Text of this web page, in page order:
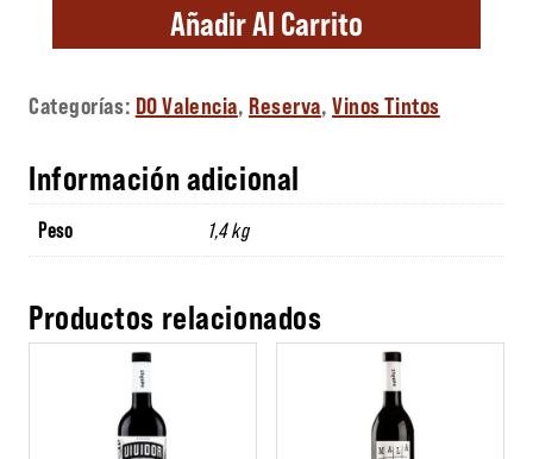
Añadir Al Carrito
Categorías: DO Valencia, Reserva,Vinos Tintos
Información adicional
Peso 1,4 kg
Productos relacionados